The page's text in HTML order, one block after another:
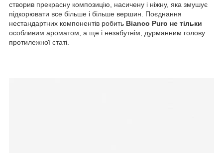
створив прекрасну композицію, насичену і ніжну, яка змушує
підкорювати все більше і більше вершин. Поєднання
нестандартних компонентів робить Bianco Puro не тільки
особливим ароматом, а ще і незабутнім, дурманним голову
протилежної статі.